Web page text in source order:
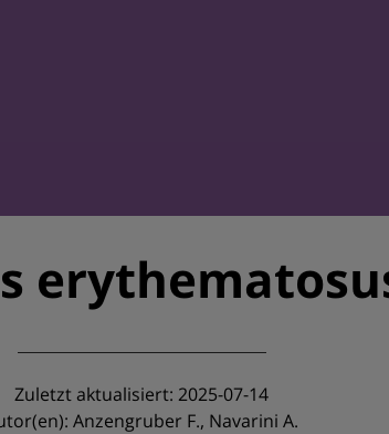
Zuletzt aktualisiert: 2025-07-14
Anzengruber F., Navarini A.